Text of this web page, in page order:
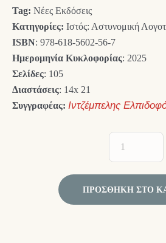
10,80
Tag: Νέες Εκδόσεις
Κατηγορίες: Ιστός: Αστυνομική
ISBN: 978-618-5602-56-7
Ημερομηνία Κυκλοφορίας: 2025
Σελίδες: 105
Διαστάσεις: 14x 21
Συγγραφέας: Ιντζέμπελης
ΠΡΟΣΘΉΚΗ ΣΤΟ